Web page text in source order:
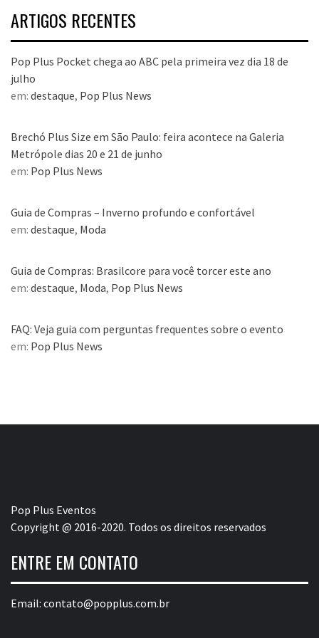
ARTIGOS RECENTES
Pop Plus Pocket chega ao ABC pela primeira vez dia 18 de
julho
em: destaque, Pop Plus News
Brechó Plus Size em São Paulo: feira acontece na Galeria
Metrópole dias 20 e 21 de junho
em: Pop Plus News
Guia de Compras – Inverno profundo e confortável
em: destaque, Moda
Guia de Compras: Brasilcore para você torcer este ano
em: destaque, Moda, Pop Plus News
FAQ: Veja guia com perguntas frequentes sobre o evento
em: Pop Plus News
Pop Plus Eventos
Copyright @ 2016-2020. Todos os direitos reservados
ENTRE EM CONTATO
Email: contato@popplus.com.br